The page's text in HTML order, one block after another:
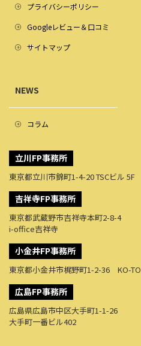
プライバシーポリシー
Googleレビュー＆口コミ
サイトマップ
NEWS
コラム
立川FP事務所
東京都立川市錦町1-4-20 TSCビル 5F
吉祥寺FP事務所
東京都武蔵野市吉祥寺本町2-8-4
i-office吉祥寺
小金井FP事務所
東京都小金井市梶野町1-2-36 KO-TO
広島FP事務所
広島県広島市中区大手町1-1-26
大手町一番ビル402